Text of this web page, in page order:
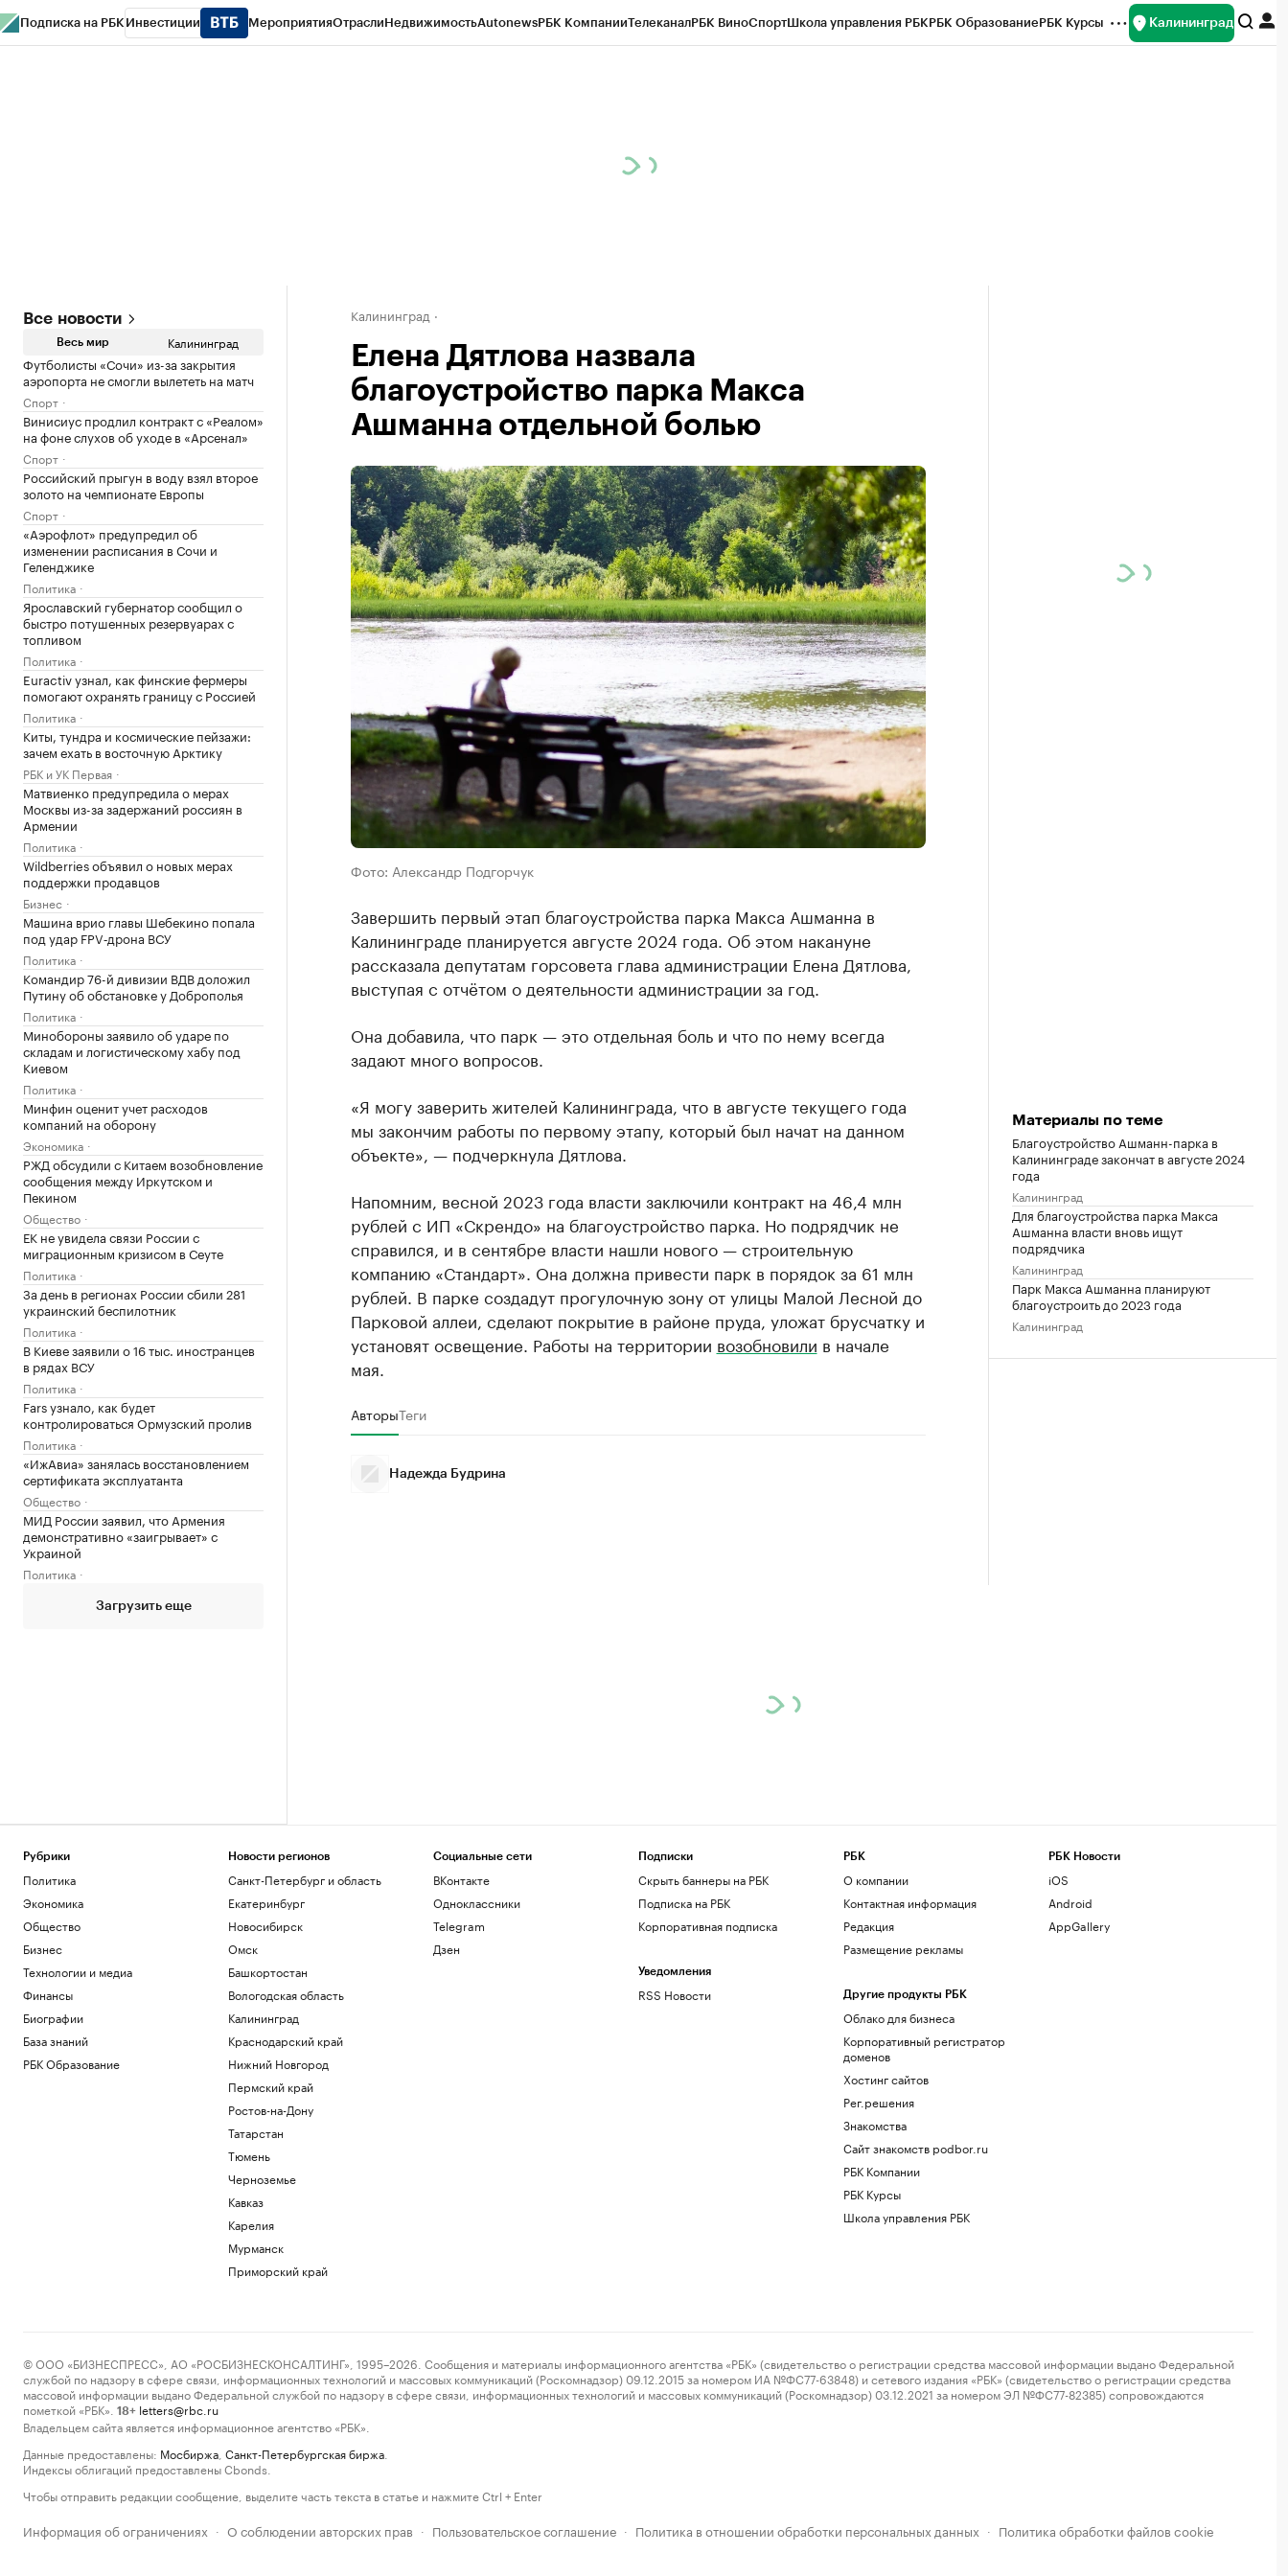
Подписка на РБК Инвестиции МероприятияОтраслиНедвижимостьAutonewsРБК КомпанииТелеканалРБК ВиноСпортШкола управления РБКРБК ОбразованиеРБК Курсы Калининград
Все новости
Весь мир Калининград
Футболисты «Сочи» из-за закрытия
аэропорта не смогли вылететь на матч
Спорт
Винисиус продлил контракт с «Реалом»
на фоне слухов об уходе в «Арсенал»
Спорт
Российский прыгун в воду взял второе
золото на чемпионате Европы
Спорт
«Аэрофлот» предупредил об
изменении расписания в Сочи и
Геленджике
Политика
Ярославский губернатор сообщил о
быстро потушенных резервуарах с
топливом
Политика
Euractiv узнал, как финские фермеры
помогают охранять границу с Россией
Политика
Киты, тундра и космические пейзажи:
зачем ехать в восточную Арктику
РБК и УК Первая
Матвиенко предупредила о мерах
Москвы из-за задержаний россиян в
Армении
Политика
Wildberries объявил о новых мерах
поддержки продавцов
Бизнес
Машина врио главы Шебекино попала
под удар FPV‑дрона ВСУ
Политика
Командир 76-й дивизии ВДВ доложил
Путину об обстановке у Доброполья
Политика
Минобороны заявило об ударе по
складам и логистическому хабу под
Киевом
Политика
Минфин оценит учет расходов
компаний на оборону
Экономика
РЖД обсудили с Китаем возобновление
сообщения между Иркутском и
Пекином
Общество
ЕК не увидела связи России с
миграционным кризисом в Сеуте
Политика
За день в регионах России сбили 281
украинский беспилотник
Политика
В Киеве заявили о 16 тыс. иностранцев
в рядах ВСУ
Политика
Fars узнало, как будет
контролироваться Ормузский пролив
Политика
«ИжАвиа» занялась восстановлением
сертификата эксплуатанта
Общество
МИД России заявил, что Армения
демонстративно «заигрывает» с
Украиной
Политика
Загрузить еще
Калининград
Елена Дятлова назвала
благоустройство парка Макса
Ашманна отдельной болью
Фото: Александр Подгорчук
Завершить первый этап благоустройства парка Макса Ашманна в
Калининграде планируется августе 2024 года. Об этом накануне
рассказала депутатам горсовета глава администрации Елена Дятлова,
выступая с отчётом о деятельности администрации за год.
Она добавила, что парк — это отдельная боль и что по нему всегда
задают много вопросов.
«Я могу заверить жителей Калининграда, что в августе текущего года
мы закончим работы по первому этапу, который был начат на данном
объекте», — подчеркнула Дятлова.
Напомним, весной 2023 года власти заключили контракт на 46,4 млн
рублей с ИП «Скрендо» на благоустройство парка. Но подрядчик не
справился, и в сентябре власти нашли нового — строительную
компанию «Стандарт». Она должна привести парк в порядок за 61 млн
рублей. В парке создадут прогулочную зону от улицы Малой Лесной до
Парковой аллеи, сделают покрытие в районе пруда, уложат брусчатку и
установят освещение. Работы на территории возобновили в начале
мая.
АвторыТеги
Надежда Будрина
Материалы по теме
Благоустройство Ашманн-парка в
Калининграде закончат в августе 2024
года
Калининград
Для благоустройства парка Макса
Ашманна власти вновь ищут
подрядчика
Калининград
Парк Макса Ашманна планируют
благоустроить до 2023 года
Калининград
Рубрики
Политика
Экономика
Общество
Бизнес
Технологии и медиа
Финансы
Биографии
База знаний
РБК Образование
Новости регионов
Санкт-Петербург и область
Екатеринбург
Новосибирск
Омск
Башкортостан
Вологодская область
Калининград
Краснодарский край
Нижний Новгород
Пермский край
Ростов-на-Дону
Татарстан
Тюмень
Черноземье
Кавказ
Карелия
Мурманск
Приморский край
Социальные сети
ВКонтакте
Одноклассники
Telegram
Дзен
Подписки
Скрыть баннеры на РБК
Подписка на РБК
Корпоративная подписка
Уведомления
RSS Новости
РБК
О компании
Контактная информация
Редакция
Размещение рекламы
Другие продукты РБК
Облако для бизнеса
Корпоративный регистратор
доменов
Хостинг сайтов
Рег.решения
Знакомства
Сайт знакомств podbor.ru
РБК Компании
РБК Курсы
Школа управления РБК
РБК Новости
iOS
Android
AppGallery
© ООО «БИЗНЕСПРЕСС», АО «РОСБИЗНЕСКОНСАЛТИНГ», 1995–2026. Сообщения и материалы информационного агентства «РБК» (свидетельство о регистрации средства массовой информации выдано Федеральной
службой по надзору в сфере связи, информационных технологий и массовых коммуникаций (Роскомнадзор) 09.12.2015 за номером ИА №ФС77-63848) и сетевого издания «РБК» (свидетельство о регистрации средства
массовой информации выдано Федеральной службой по надзору в сфере связи, информационных технологий и массовых коммуникаций (Роскомнадзор) 03.12.2021 за номером ЭЛ №ФС77-82385) сопровождаются
пометкой «РБК».
18+ letters@rbc.ru
Владельцем сайта является информационное агентство «РБК».
Данные предоставлены: Мосбиржа Санкт-Петербургская биржа
Индексы облигаций предоставлены Cbonds.
Чтобы отправить редакции сообщение, выделите часть текста в статье и нажмите Ctrl + Enter
Информация об ограничениях · О соблюдении авторских прав · Пользовательское соглашение · Политика в отношении обработки персональных данных · Политика обработки файлов cookie